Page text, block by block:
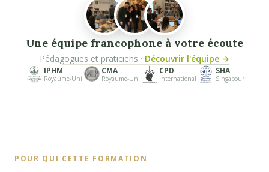
Une équipe francophone à votre écoute
Pédagogues et praticiens · Découvrir l'équipe →
IPHM
Royaume-Uni
CMA
Royaume-Uni
CPD
International
SHA
Singapour
POUR QUI CETTE FORMATION